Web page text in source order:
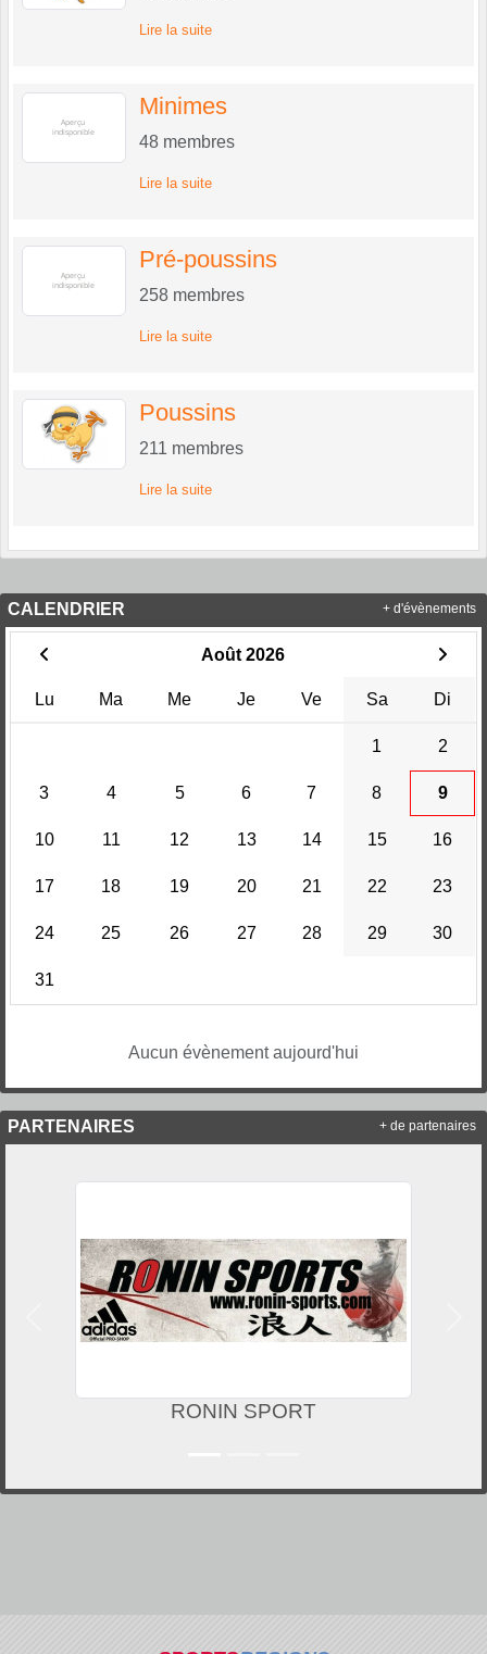
Lire la suite
Minimes
48 membres
Lire la suite
Pré-poussins
258 membres
Lire la suite
Poussins
211 membres
Lire la suite
CALENDRIER
Août 2026
Lu Ma Me Je Ve Sa Di
1 2
3 4 5 6 7 8 9
10 11 12 13 14 15 16
17 18 19 20 21 22 23
24 25 26 27 28 29 30
31
Aucun évènement aujourd'hui
+ d'évènements
PARTENAIRES
RONIN SPORT
Précedent
+ de partenaires